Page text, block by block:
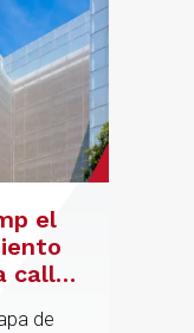
el
calle
de